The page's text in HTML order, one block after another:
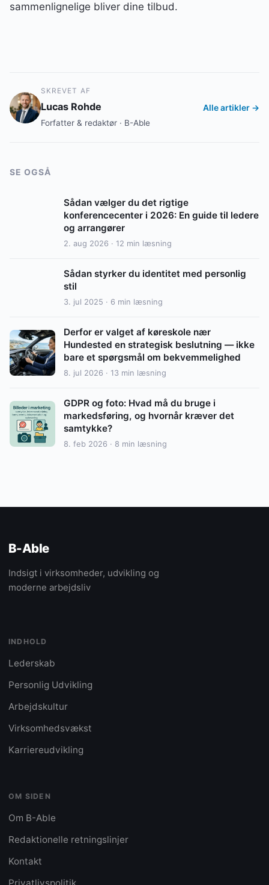
sammenlignelige bliver dine tilbud.
SKREVET AF
Lucas Rohde
Forfatter & redaktør · B-Able
Alle artikler →
SE OGSÅ
Sådan vælger du det rigtige
konferencecenter i 2026: En guide til ledere
og arrangører
2. aug 2026 · 12 min læsning
Sådan styrker du identitet med personlig
stil
3. jul 2025 · 6 min læsning
Derfor er valget af køreskole nær
Hundested en strategisk beslutning — ikke
bare et spørgsmål om bekvemmelighed
8. jul 2026 · 13 min læsning
GDPR og foto: Hvad må du bruge i
markedsføring, og hvornår kræver det
samtykke?
8. feb 2026 · 8 min læsning
B-Able
Indsigt i virksomheder, udvikling og
moderne arbejdsliv
INDHOLD
Lederskab
Personlig Udvikling
Arbejdskultur
Virksomhedsvækst
Karriereudvikling
OM SIDEN
Om B-Able
Redaktionelle retningslinjer
Kontakt